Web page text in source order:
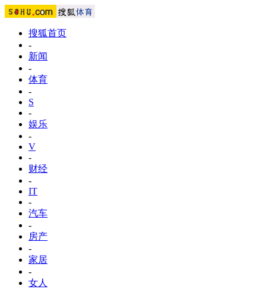
搜狐首页
-
新闻
-
体育
-
S
-
娱乐
-
V
-
财经
-
IT
-
汽车
-
房产
-
家居
-
女人